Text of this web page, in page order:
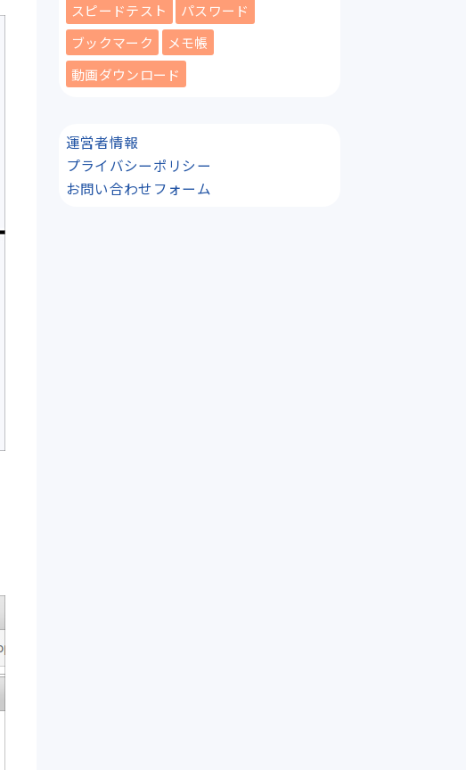
スピードテスト
パスワード
ブックマーク
メモ帳
動画ダウンロード
運営者情報
プライバシーポリシー
お問い合わせフォーム